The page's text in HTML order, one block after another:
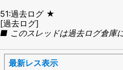
51:過去ログ ★
[過去ログ]
■ このスレッドは過去ログ倉庫
最新レス表示